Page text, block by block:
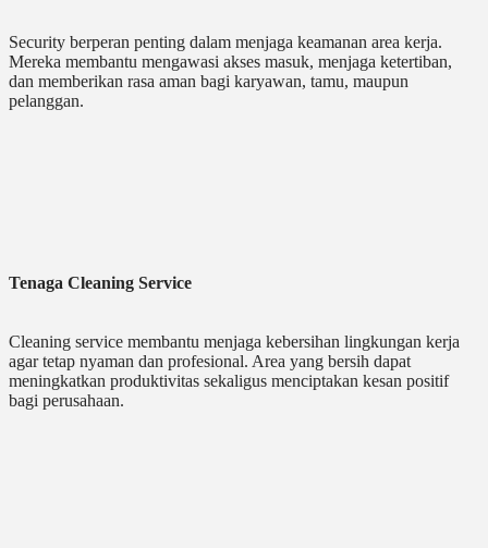
Security berperan penting dalam menjaga keamanan area kerja.
Mereka membantu mengawasi akses masuk, menjaga ketertiban,
dan memberikan rasa aman bagi karyawan, tamu, maupun
pelanggan.
Tenaga Cleaning Service
Cleaning service membantu menjaga kebersihan lingkungan kerja
agar tetap nyaman dan profesional. Area yang bersih dapat
meningkatkan produktivitas sekaligus menciptakan kesan positif
bagi perusahaan.